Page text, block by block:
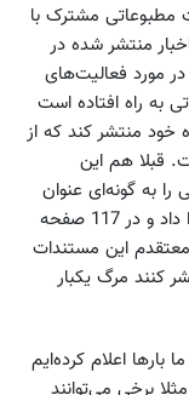
مشترک با
منتشر شده در
در مورد فعالیت‌های
به راه افتاده است
خود منتشر کند که از
قبلا هم این
به گونه‌ای عنوان
کرده بودند. جمهوری اسلامی ایران پاسخ لازم را داد و در 117 صفحه
معتقدم این مستندات
کنند مرگ یکبار
بارها اعلام کرده‌ایم